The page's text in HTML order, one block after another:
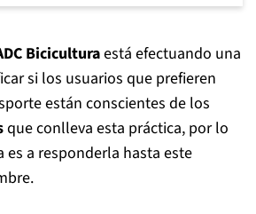
Biciculturaestá efectuando una
si los usuarios que prefieren
están conscientes de los
que conlleva esta práctica, por lo
a responderla hasta este